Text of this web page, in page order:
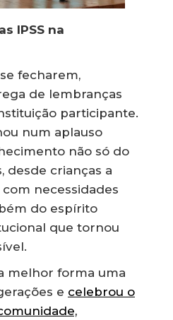
IPSS na
fecharem,
de lembranças
participante.
num aplauso
não só do
desde crianças a
necessidades
do espírito
que tornou
melhor forma uma
e celebrou o